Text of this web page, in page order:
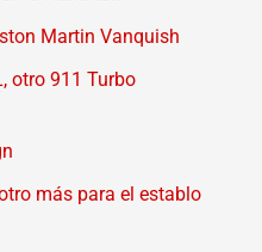
Martin Vanquish
otro 911 Turbo
más para el establo